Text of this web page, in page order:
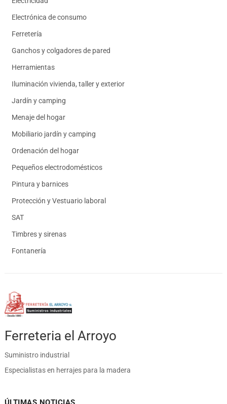
Electrónica de consumo
Ferretería
Ganchos y colgadores de pared
Herramientas
Iluminación vivienda, taller y exterior
Jardín y camping
Menaje del hogar
Mobiliario jardín y camping
Ordenación del hogar
Pequeños electrodomésticos
Pintura y barnices
Protección y Vestuario laboral
SAT
Timbres y sirenas
Fontanería
Ferreteria el Arroyo
Suministro industrial
Especialistas en herrajes para la madera